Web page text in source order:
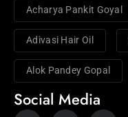
Acharya Pankit Goyal
Adivasi Hair Oil
Alok Pandey Gopal
Social Media